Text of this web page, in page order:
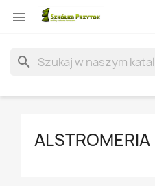

search
ALSTROMERIA